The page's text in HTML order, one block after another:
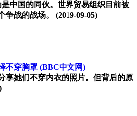
中国的同伙。世界贸易组织目前被
争战的战场。 (2019-09-05)
不穿胸罩 (BBC中文网)
享她们不穿内衣的照片。但背后的原